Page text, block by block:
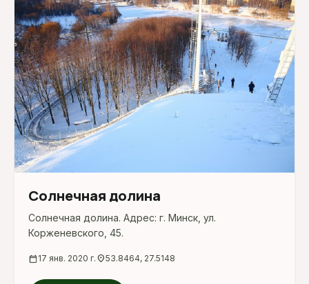
Солнечная долина
Солнечная долина. Адрес: г. Минск, ул.
Корженевского, 45.
calendar_today 17 янв. 2020 г. location_on53.8464, 27.5148